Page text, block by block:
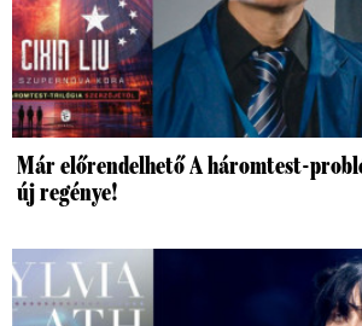
Már előrendelhető A háromtest-
új regénye!